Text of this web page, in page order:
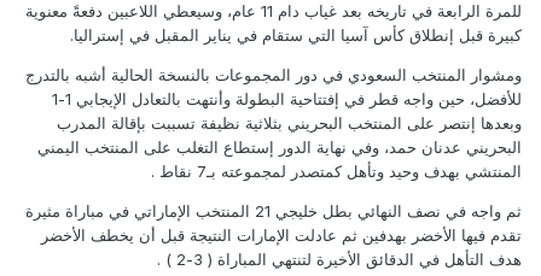
للمرة الرابعة في تاريخه بعد غياب دام 11 عام، وسيعطي اللاعبين دفعةً معنوية
كبيرة قبل إنطلاق كأس آسيا التي ستقام في يناير المقبل في إستراليا.
ومشوار المنتخب السعودي في دور المجموعات بالنسخة الحالية أشبه بالتدرج
للأفضل، حين واجه قطر في إفتتاحية البطولة وأنتهت بالتعادل الإيجابي 1-1
وبعدها إنتصر على المنتخب البحريني بثلاثية نظيفة تسببت بإقالة المدرب
البحريني عدنان حمد، وفي نهاية الدور إستطاع التغلب على المنتخب اليمني
المنتشي بهدف وحيد وتأهل كمتصدر لمجموعته بـ7 نقاط .
ثم واجه في نصف النهائي بطل خليجي 21 المنتخب الإماراتي في مباراة مثيرة
تقدم فيها الأخضر بهدفين ثم عادلت الإمارات النتيجة قبل أن يخطف الأخضر
هدف التأهل في الدقائق الأخيرة لتنتهي المباراة ( 3-2 ) .